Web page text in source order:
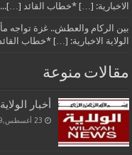
الاخبارية: […] *خطاب القائد […]...
بين الركام والعطش.. غزة تواجه
الولاية الاخبارية: […] *خطاب
مقالات منوعة
أخبار
23 أغسطس,2019